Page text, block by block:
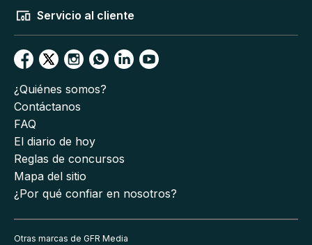
Servicio al cliente
¿Quiénes somos?
Contáctanos
FAQ
El diario de hoy
Reglas de concursos
Mapa del sitio
¿Por qué confiar en nosotros?
Otras marcas de GFR Media